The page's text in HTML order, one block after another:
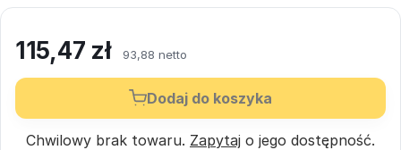
115,47 zł 93,88 netto
Dodaj do koszyka
Chwilowy brak towaru. Zapytaj o jego dostępność.